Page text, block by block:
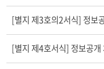
서
식,
다
운
로
[별지 제3호의2서식] 정보
[별지 제4호서식] 정보공개